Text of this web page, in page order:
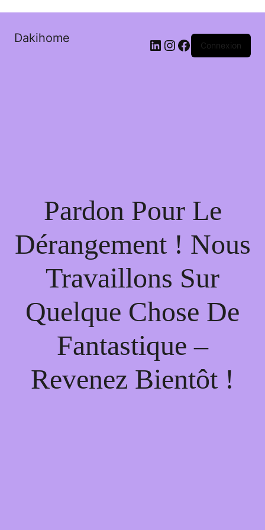
Dakihome Connexion
Pardon Pour Le
Dérangement ! Nous
Travaillons Sur
Quelque Chose De
Fantastique –
Revenez Bientôt !